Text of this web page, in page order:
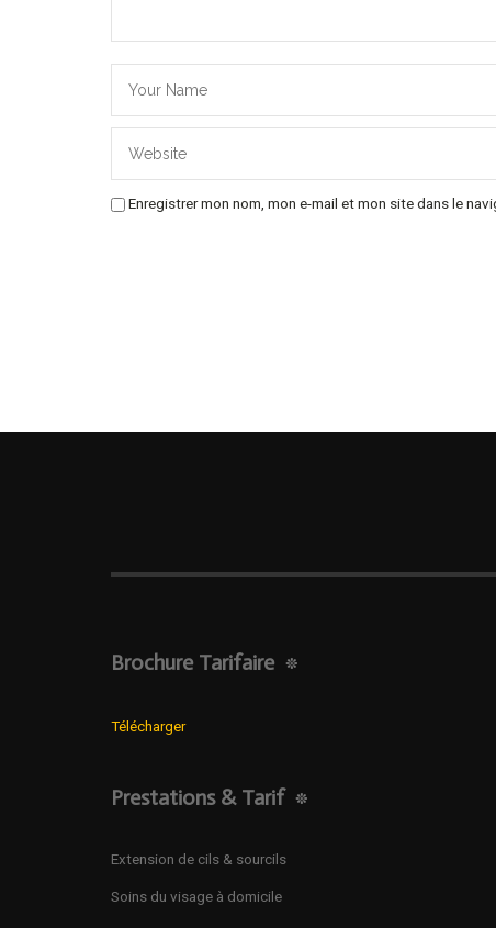
Enregistrer mon nom, mon e-mail et mon site dans le
Brochure Tarifaire
Télécharger
Prestations & Tarif
Extension de cils & sourcils
Soins du visage à domicile